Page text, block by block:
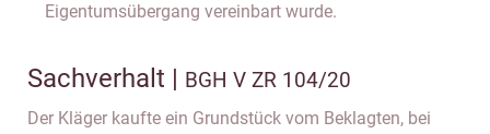
Eigentumsübergang vereinbart wurde.
Sachverhalt | BGH V ZR 104/20
Der Kläger kaufte ein Grundstück vom Beklagten, bei